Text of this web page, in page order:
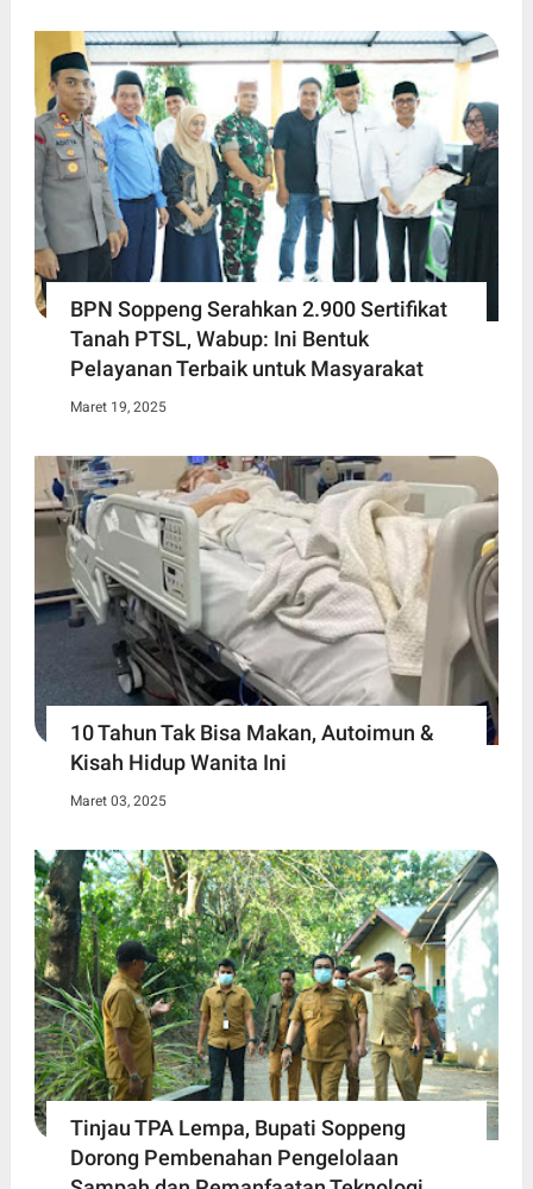
BPN Soppeng Serahkan 2.900 Sertifikat
Tanah PTSL, Wabup: Ini Bentuk
Pelayanan Terbaik untuk Masyarakat
Maret 19, 2025
10 Tahun Tak Bisa Makan, Autoimun &
Kisah Hidup Wanita Ini
Maret 03, 2025
Tinjau TPA Lempa, Bupati Soppeng
Dorong Pembenahan Pengelolaan